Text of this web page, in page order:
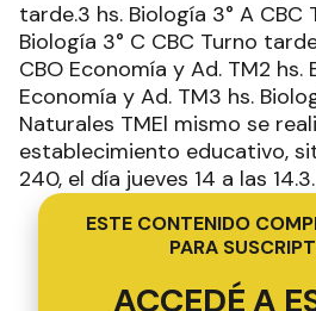
ESTE CONTENIDO
PARA
ACCEDÉ A